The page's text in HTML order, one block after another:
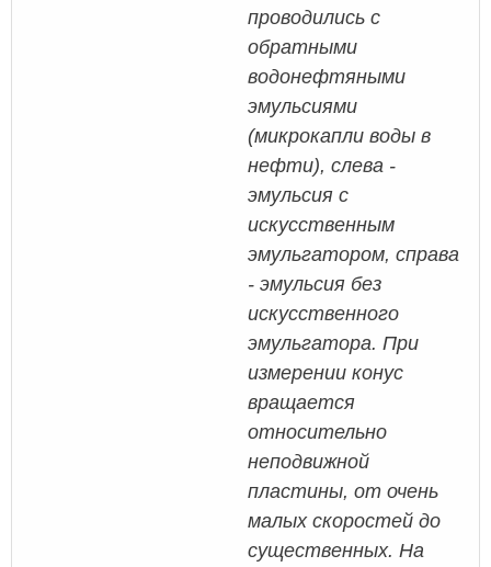
проводились с
обратными
водонефтяными
эмульсиями
(микрокапли воды в
нефти), слева -
эмульсия с
искусственным
эмульгатором, справа
- эмульсия без
искусственного
эмульгатора. При
измерении конус
вращается
относительно
неподвижной
пластины, от очень
малых скоростей до
существенных. На